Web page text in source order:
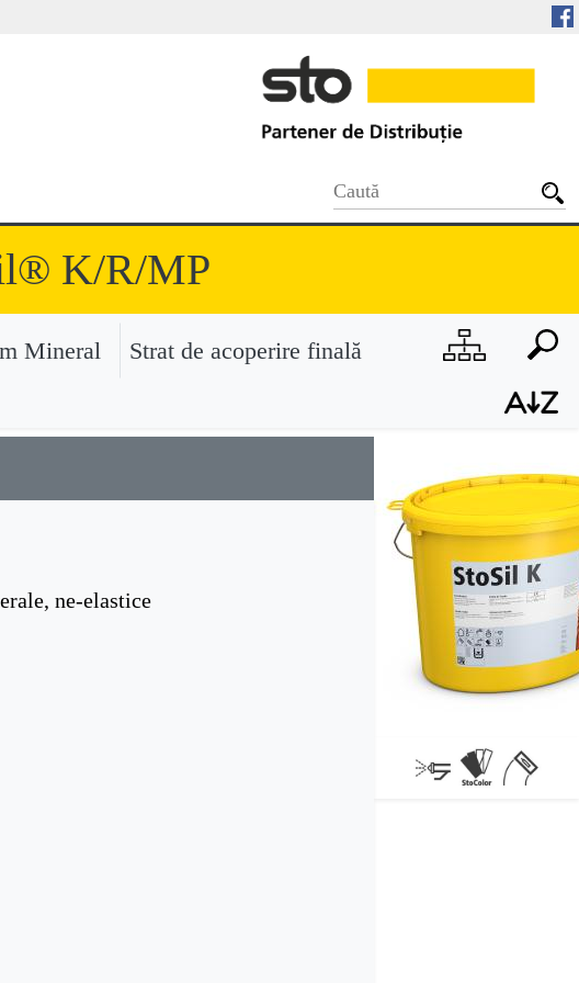
K/R/MP
Mineral Strat de acoperire finală
ne-elastice